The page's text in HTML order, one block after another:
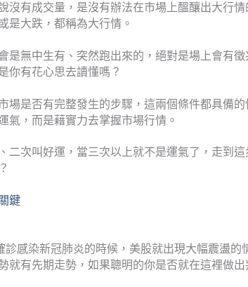
沒有成交量，是沒有辦法在市場上醞釀出大行
是大跌，都稱為大行情。
是無中生有、突然跑出來的，絕對是場上會有
你有花心思去讀懂嗎？
場是否有完整發生的步驟，這兩個條件都具備
氣，而是藉實力去掌握市場行情。
二次叫好運，當三次以上就不是運氣了，走到
鍵
診感染新冠肺炎的時候，美股就出現大幅震盪的
就有先期走勢，如果聰明的你是否就在這裡做出